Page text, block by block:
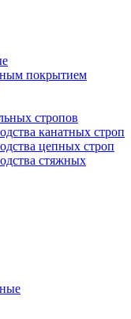
покрытием
стропов
канатных строп
цепных строп
стяжных